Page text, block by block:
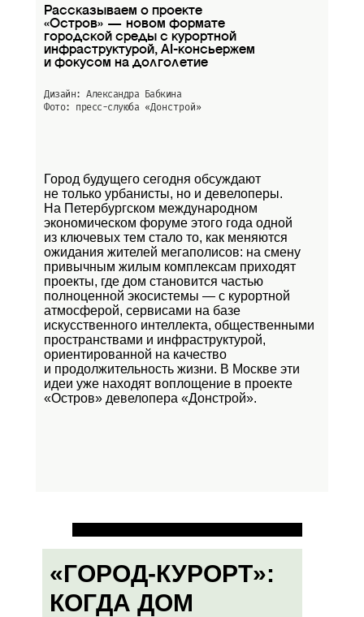
Рассказываем о проекте
«Остров» — новом формате
городской среды с курортной
инфраструктурой, AI-консьержем
и фокусом на долголетие
Дизайн: Александра Бабкина
Фото: пресс-слуюба «Донстрой»
Город будущего сегодня обсуждают
не только урбанисты, но и девелоперы.
На Петербургском международном
экономическом форуме этого года одной
из ключевых тем стало то, как меняются
ожидания жителей мегаполисов: на смену
привычным жилым комплексам приходят
проекты, где дом становится частью
полноценной экосистемы — с курортной
атмосферой, сервисами на базе
искусственного интеллекта, общественными
пространствами и инфраструктурой,
ориентированной на качество
и продолжительность жизни. В Москве эти
идеи уже находят воплощение в проекте
«Остров» девелопера «Донстрой».
«ГОРОД-КУРОРТ»:
КОГДА ДОМ